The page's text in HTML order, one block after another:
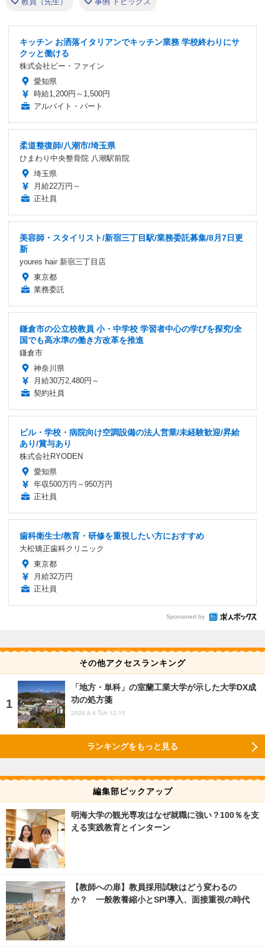
キッチン お洒落イタリアンでキッチン業務 学校終わりにサ
クッと働ける
株式会社ビー・ファイン
愛知県
時給1,200円～1,500円
アルバイト・パート
柔道整復師/八潮市/埼玉県
ひまわり中央整骨院 八潮駅前院
埼玉県
月給22万円～
正社員
美容師・スタイリスト/新宿三丁目駅/業務委託募集/8月7日更
新
youres hair 新宿三丁目店
東京都
業務委託
鎌倉市の公立校教員 小・中学校 学習者中心の学びを探究/全
国でも高水準の働き方改革を推進
鎌倉市
神奈川県
月給30万2,480円～
契約社員
ビル・学校・病院向け空調設備の法人営業/未経験歓迎/昇給
あり/賞与あり
株式会社RYODEN
愛知県
年収500万円～950万円
正社員
歯科衛生士/教育・研修を重視したい方におすすめ
大松矯正歯科クリニック
東京都
月給32万円
正社員
Sponsored by
その他アクセスランキング
「地方・単科」の室蘭工業大学が示した大学DX成
功の処方箋
2026.8.4 Tue 12:15
ランキングをもっと見る
編集部ピックアップ
明海大学の観光専攻はなぜ就職に強い？100％を支
える実践教育とインターン
【教師への扉】教員採用試験はどう変わるの
か？ 一般教養縮小とSPI導入、面接重視の時代